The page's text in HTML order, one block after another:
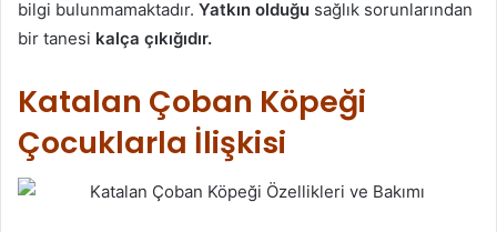
bilgi bulunmamaktadır. Yatkın olduğu sağlık sorunlarından
bir tanesi kalça çıkığıdır.
Katalan Çoban Köpeği
Çocuklarla İlişkisi